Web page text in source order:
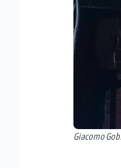
Giacomo